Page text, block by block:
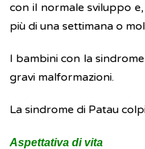
con il normale sviluppo
più di una settimana o
I bambini con la
gravi malformazioni.
La sindrome di Patau
Aspettativa di vita